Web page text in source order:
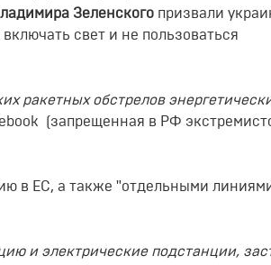
Зеленского призвали
свет и не пользоваться
ракетных обстрелов
(запрещенная в РФ
в ЕС, а также "отдельными
и электрические подстанции,